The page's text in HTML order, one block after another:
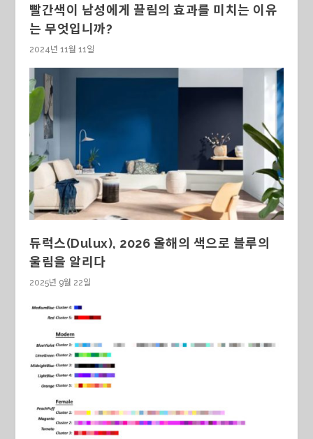
빨간색이 남성에게 끌림의 효과를 미치는 이유
는 무엇입니까?
2024년 11월 11일
듀럭스(Dulux), 2026 올해의 색으로 블루의
울림을 알리다
2025년 9월 22일